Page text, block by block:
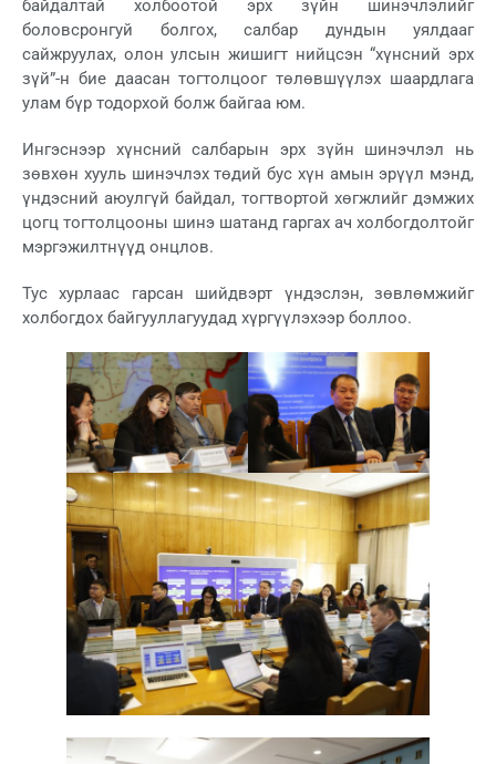
байдалтай холбоотой эрх зүйн шинэчлэлийг
боловсронгуй болгох, салбар дундын уялдааг
сайжруулах, олон улсын жишигт нийцсэн “хүнсний эрх
зүй”-н бие даасан тогтолцоог төлөвшүүлэх шаардлага
улам бүр тодорхой болж байгаа юм.
Ингэснээр хүнсний салбарын эрх зүйн шинэчлэл нь
зөвхөн хууль шинэчлэх төдий бус хүн амын эрүүл мэнд,
үндэсний аюулгүй байдал, тогтвортой хөгжлийг дэмжих
цогц тогтолцооны шинэ шатанд гаргах ач холбогдолтойг
мэргэжилтнүүд онцлов.
Тус хурлаас гарсан шийдвэрт үндэслэн, зөвлөмжийг
холбогдох байгууллагуудад хүргүүлэхээр боллоо.